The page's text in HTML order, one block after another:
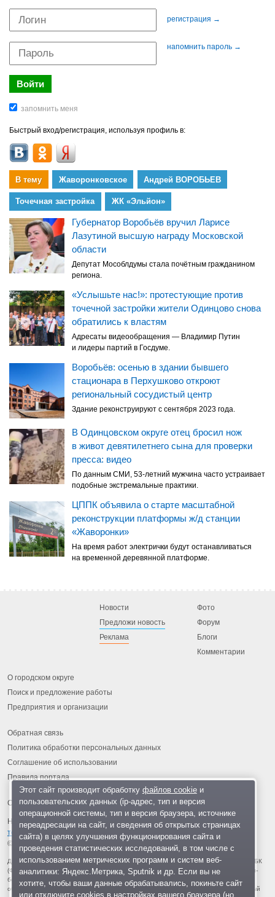
регистрация →
напомнить пароль →
Быстрый вход/регистрация, используя профиль в:
В тему Жаворонковское Андрей ВОРОБЬЕВ
Точечная застройка ЖК «Эльйон»
Губернатор Воробьёв вручил Ларисе
Лазутиной высшую награду Московской
области
Депутат Мособлдумы стала почётным гражданином
региона.
«Услышьте нас!»: протестующие против
точечной застройки жители Одинцово снова
обратились к властям
Адресаты видеообращения — Владимир Путин
и лидеры партий в Госдуме.
Воробьёв: осенью в здании бывшего
стационара в Перхушково откроют
региональный сосудистый центр
Здание реконструируют с сентября 2023 года.
В Одинцовском округе отец бросил нож
в живот девятилетнего сына для проверки
пресса: видео
По данным СМИ, 53-летний мужчина часто устраивает
подобные экстремальные практики.
ЦППК объявила о старте масштабной
реконструкции платформы ж/д станции
«Жаворонки»
На время работ электрички будут останавливаться
на временной деревянной платформе.
Новости
Предложи новость
Реклама
Фото
Форум
Блоги
Комментарии
О городском округе
Поиск и предложение работы
Предприятия и организации
Обратная связь
Политика обработки персональных данных
Соглашение об использовании
Правила портала
На информационном ресурсе применяются рекомендательные
технологии
© 2013-2026 «ОИНФО»,
сделано в Одинцово
Для читателей: В России признаны экстремистскими и запрещены организации ФБК
(Фонд борьбы с коррупцией, признан иноагентом), Штабы Навального, «Национал-
большевистская партия», «Свидетели Иеговы», «Армия воли народа», «Русский
общенациональный союз», «Движение против нелегальной иммиграции», «Правый
Этот сайт производит обработку файлов cookieи
пользовательских данных (ip-адрес, тип и версия
операционной системы, тип и версия браузера, источнике
переадресации на сайт, и сведения об открытых страницах
сайта) в целях улучшения функционирования сайта и
проведения статистических исследований, в том числе с
использованием метрических программ и систем веб-
аналитики: Яндекс.Метрика, Sputnik и др. Если вы не
хотите, чтобы ваши данные обрабатывались, покиньте сайт
или отключите cookies в настройках вашего браузера (но